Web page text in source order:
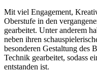
Mit viel Engagement,
Oberstufe in den
gearbeitet. Unter anderem
neben ihren
besonderen Gestaltung des
Technik gearbeitet, sodass
entstanden ist.